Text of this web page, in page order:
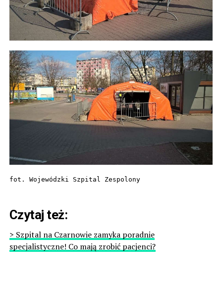
fot. Wojewódzki Szpital Zespolony
Czytaj też:
> Szpital na Czarnowie zamyka poradnie
specjalistyczne! Co mają zrobić pacjenci?